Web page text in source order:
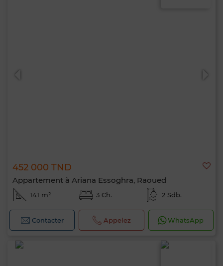
452 000 TND
Appartement à Ariana Essoghra, Raoued
141 m² 3 Ch. 2 Sdb.
Contacter Appelez WhatsApp